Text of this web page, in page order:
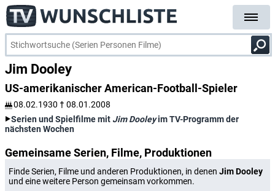
Jim Dooley
US-amerikanischer American-Football-Spieler
08.02.1930 † 08.01.2008
Serien und Spielfilme mit Jim Dooleyim TV-Programm der
nächsten Wochen
Gemeinsame Serien, Filme, Produktionen
Finde Serien, Filme und anderen Produktionen, in denen Jim Dooley
und eine weitere Person gemeinsam vorkommen.